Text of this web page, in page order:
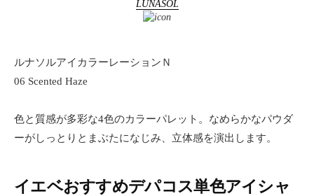
LUNASOL
ルナソルアイカラーレーションＮ
06 Scented Haze
色と質感が多彩な4色のカラーパレット。なめらかなパウダ
ーがしっとりとまぶたになじみ、立体感を演出します。
イエベおすすめデパコス単色アイシャ